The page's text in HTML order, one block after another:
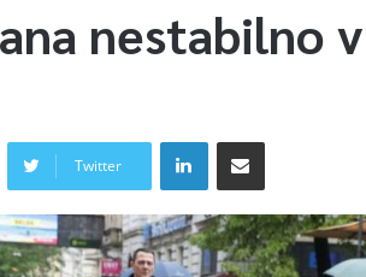
nestabilno
Twitter